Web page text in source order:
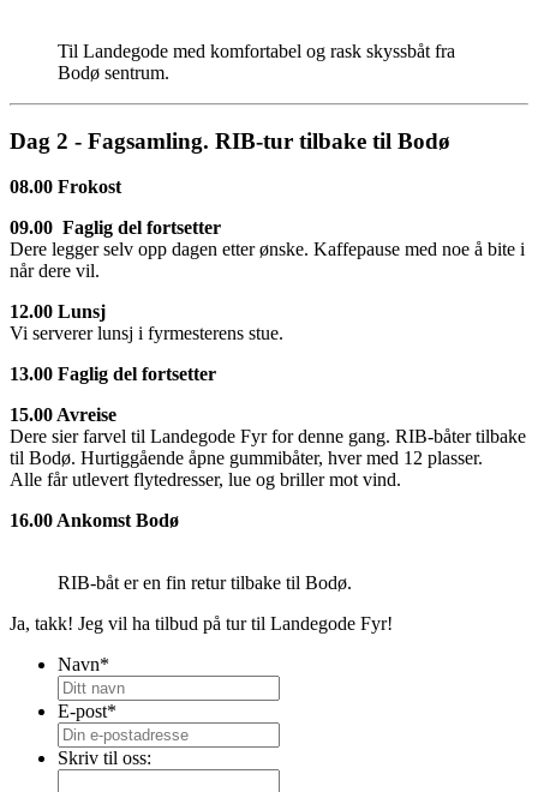
Til Landegode med komfortabel og rask skyssbåt fra
Bodø sentrum.
Dag 2 - Fagsamling. RIB-tur tilbake til Bodø
08.00 Frokost
09.00 Faglig del fortsetter
Dere legger selv opp dagen etter ønske. Kaffepause med noe å bite i
når dere vil.
12.00 Lunsj
Vi serverer lunsj i fyrmesterens stue.
13.00 Faglig del fortsetter
15.00 Avreise
Dere sier farvel til Landegode Fyr for denne gang. RIB-båter tilbake
til Bodø. Hurtiggående åpne gummibåter, hver med 12 plasser.
Alle får utlevert flytedresser, lue og briller mot vind.
16.00 Ankomst Bodø
RIB-båt er en fin retur tilbake til Bodø.
Ja, takk! Jeg vil ha tilbud på tur til Landegode Fyr!
Navn*
E-post*
Skriv til oss: